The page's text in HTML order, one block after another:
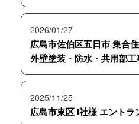
2026/01/27
広島市佐伯区五日市 集合
外壁塗装・防水・共用部工
2025/11/25
広島市東区 I社様 エントラ